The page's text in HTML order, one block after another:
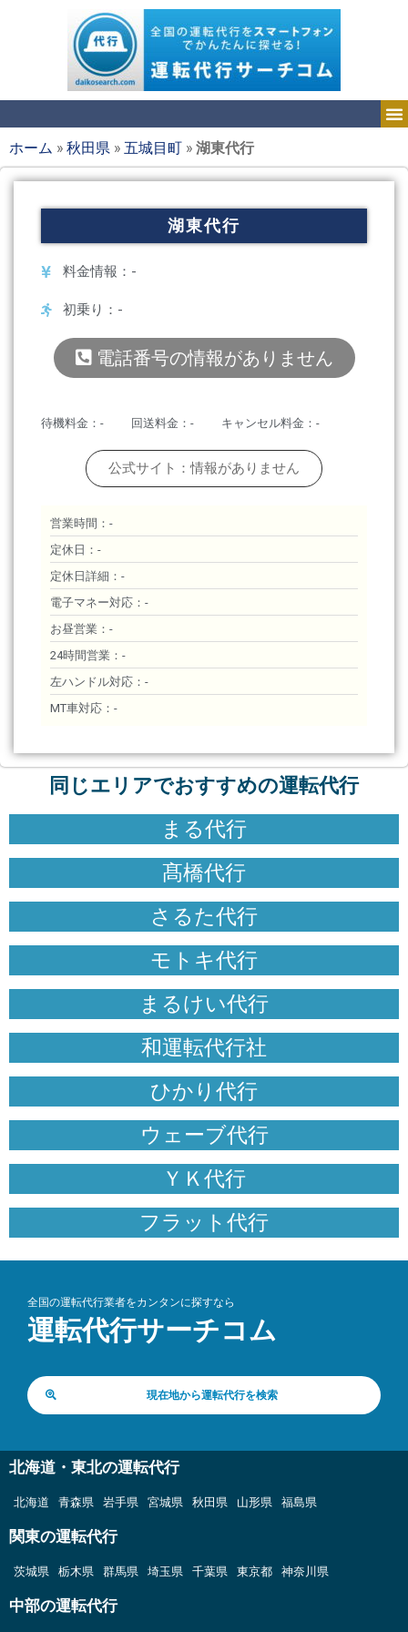
ホーム »秋田県 » 五城目町 »湖東代行
湖東代行
料金情報：-
初乗り：-
電話番号の情報がありません
待機料金：- 回送料金：- キャンセル料金：-
公式サイト：情報がありません
営業時間：-
定休日：-
定休日詳細：-
電子マネー対応：-
お昼営業：-
24時間営業：-
左ハンドル対応：-
MT車対応：-
同じエリアでおすすめの運転代行
まる代行
髙橋代行
さるた代行
モトキ代行
まるけい代行
和運転代行社
ひかり代行
ウェーブ代行
ＹＫ代行
フラット代行
全国の運転代行業者をカンタンに探すなら
運転代行サーチコム
現在地から運転代行を検索
北海道・東北の運転代行
北海道 青森県 岩手県 宮城県 秋田県 山形県 福島県
関東の運転代行
茨城県 栃木県 群馬県 埼玉県 千葉県 東京都 神奈川県
中部の運転代行